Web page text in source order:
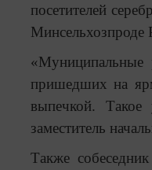
посетителей
Минсельхозпроде
«Муниципальные
пришедших на
выпечкой. Такое
заместитель
Также